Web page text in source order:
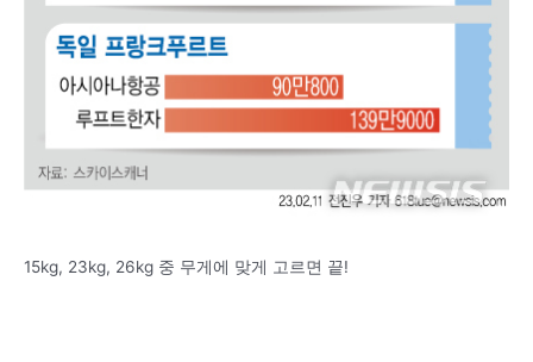
15kg, 23kg, 26kg 중 무게에 맞게 고르면 끝!